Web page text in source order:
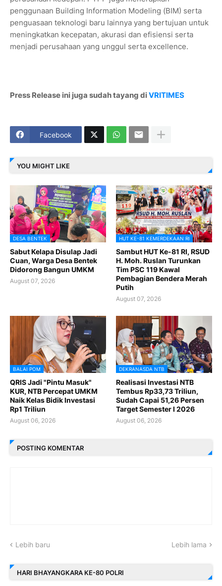
penggunaan Building Information Modeling (BIM) serta
penguasaan teknologi baru lainnya yang bertujuan untuk
meningkatkan kecepatan, akurasi dan efisiensi serta
menjadi perusahaan yang unggul serta excellence.
Press Release ini juga sudah tayang diVRITIMES
Facebook
YOU MIGHT LIKE
DESA BENTEK
Sabut Kelapa Disulap Jadi
Cuan, Warga Desa Bentek
Didorong Bangun UMKM
August 07, 2026
HUT KE-81 KEMERDEKAAN RI
Sambut HUT Ke-81 RI, RSUD
H. Moh. Ruslan Turunkan
Tim PSC 119 Kawal
Pembagian Bendera Merah
Putih
August 07, 2026
BALAI POM
QRIS Jadi "Pintu Masuk"
KUR, NTB Percepat UMKM
Naik Kelas Bidik Investasi
Rp1 Triliun
August 06, 2026
DEKRANASDA NTB
Realisasi Investasi NTB
Tembus Rp33,73 Triliun,
Sudah Capai 51,26 Persen
Target Semester I 2026
August 06, 2026
POSTING KOMENTAR
Lebih baru Lebih lama
HARI BHAYANGKARA KE-80 POLRI